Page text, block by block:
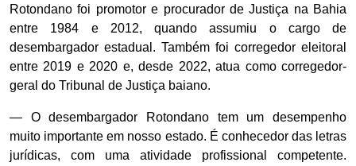
Rotondano foi promotor e procurador de Justiça na Bahia
entre 1984 e 2012, quando assumiu o cargo de
desembargador estadual. Também foi corregedor eleitoral
entre 2019 e 2020 e, desde 2022, atua como corregedor-
geral do Tribunal de Justiça baiano.
— O desembargador Rotondano tem um desempenho
muito importante em nosso estado. É conhecedor das letras
jurídicas, com uma atividade profissional competente.